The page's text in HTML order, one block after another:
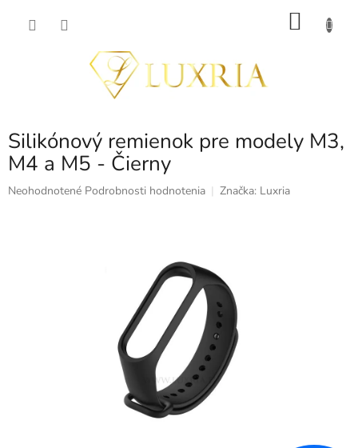
Silikónový remienok pre modely M3,
M4 a M5 - Čierny
Priemerné
Neohodnotené Podrobnosti hodnotenia Značka: Luxria